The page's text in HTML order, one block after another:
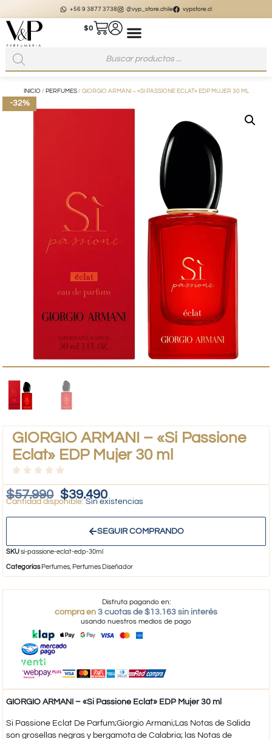
+56 9 3877 3738 @vyp_store.chile vypstore.cl
$0
INICIO / PERFUMES/ GIORGIO ARMANI – «SI PASSIONE ECLAT» EDP MUJER 30 ML
-32%
GIORGIO ARMANI – «Si Passione
Eclat» EDP Mujer 30 ml
$57.990 $39.490
Sin existencias
SEGUIR COMPRANDO
SKUsi-passione-eclat-edp-30ml
Categorías Perfumes, Perfumes Diseñador
Disfruta pagando en:
compra en 3 cuotas de $13.163 sin interés
usando nuestros medios de pago
GIORGIO ARMANI – «Si Passione Eclat» EDP Mujer 30 ml
Si Passione Eclat De Parfum;Giorgio Armani;Las Notas de Salida
son grosellas negras y bergamota de Calabria; las Notas de